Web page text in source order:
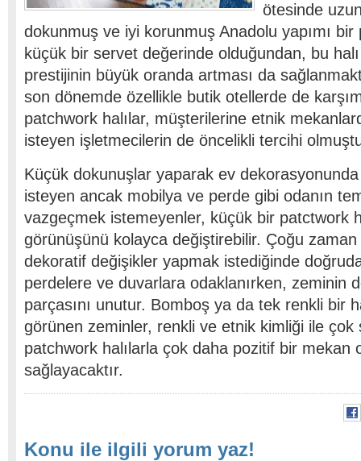
ötesinde
dokunmuş ve iyi korunmuş Anadolu yapımı bir
küçük bir servet değerinde olduğundan, bu
prestijinin büyük oranda artması da
son dönemde özellikle butik otellerde de
patchwork halılar, müşterilerine etnik
isteyen işletmecilerin de öncelikli tercihi
Küçük dokunuşlar yaparak ev
isteyen ancak mobilya ve perde gibi odanın
vazgeçmek istemeyenler, küçük bir patctwork
görünüşünü kolayca değiştirebilir. Çoğu
dekoratif değişikler yapmak istediğinde
perdelere ve duvarlara odaklanırken, zeminin
parçasını unutur. Bomboş ya da tek renkli bir
görünen zeminler, renkli ve etnik kimliği ile çok
patchwork halılarla çok daha pozitif bir mekan
sağlayacaktır.
Konu ile ilgili yorum yaz!